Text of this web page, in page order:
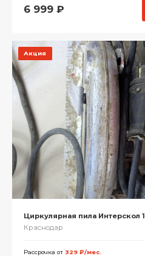
6 999 ₽
Акция
Циркулярная пила Интерскол 1
Краснодар
Рассрочка от 329 ₽/мес.